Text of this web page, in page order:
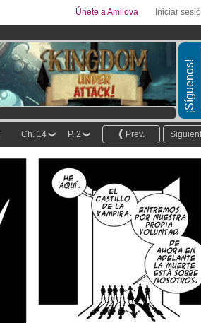
Iniciar
Únete a Amilova
¡Síguenos!
Prev.
P. 2
Ch. 14